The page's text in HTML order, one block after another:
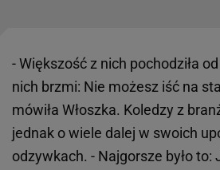
- Większość z nich pochodziła
nich brzmi: Nie możesz iść na
mówiła Włoszka. Koledzy z
jednak o wiele dalej w swoich
odzywkach. - Najgorsze było to: